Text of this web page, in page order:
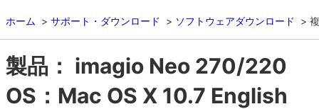
ホーム サポート・ダウンロード ソフトウェアダウンロード
製品： imagio Neo 270/220
OS：Mac OS X 10.7 English